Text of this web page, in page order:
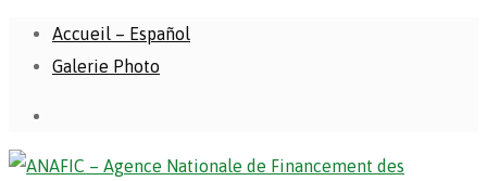
Accueil – Español
Galerie Photo